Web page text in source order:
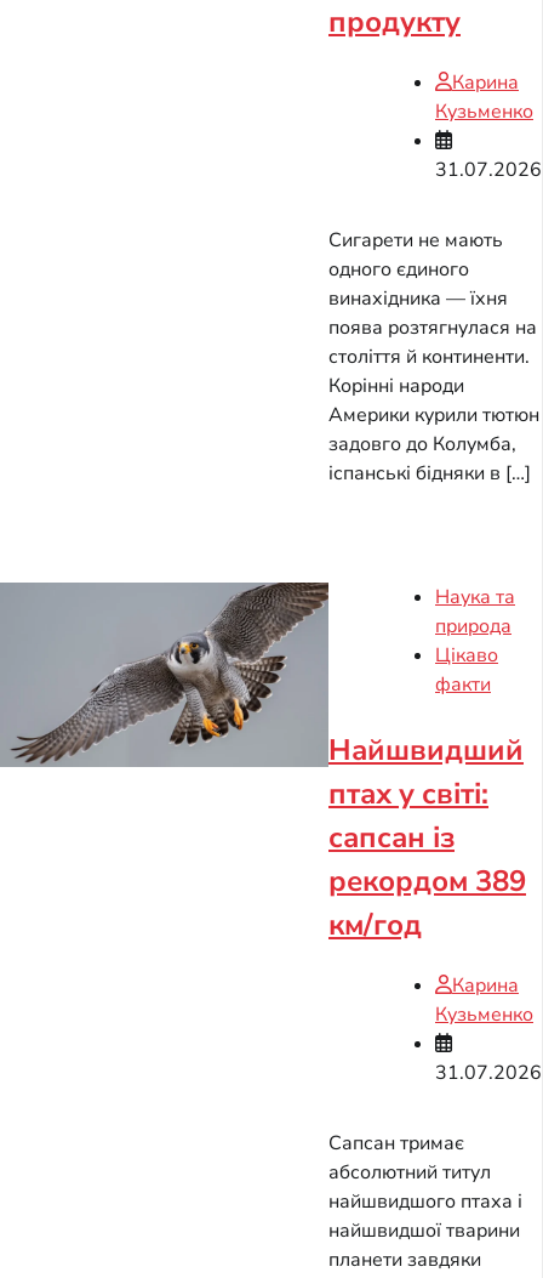
продукту
Карина
Кузьменко
31.07.2026
Сигарети не мають
одного єдиного
винахідника — їхня
поява розтягнулася на
століття й континенти.
Корінні народи
Америки курили тютюн
задовго до Колумба,
іспанські бідняки в […]
Наука та
природа
Цікаво
факти
Найшвидший
птах у світі:
сапсан із
рекордом 389
км/год
Карина
Кузьменко
31.07.2026
Сапсан тримає
абсолютний титул
найшвидшого птаха і
найшвидшої тварини
планети завдяки